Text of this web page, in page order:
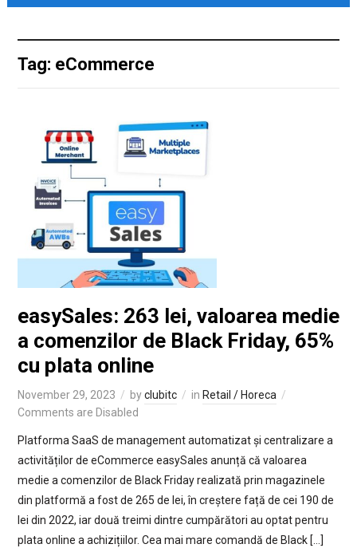
Tag: eCommerce
easySales: 263 lei, valoarea medie
a comenzilor de Black Friday, 65%
cu plata online
November 29, 2023 byclubitc in Retail / Horeca
Comments are Disabled
Platforma SaaS de management automatizat și centralizare a
activităților de eCommerce easySales anunță că valoarea
medie a comenzilor de Black Friday realizată prin magazinele
din platformă a fost de 265 de lei, în creștere față de cei 190 de
lei din 2022, iar două treimi dintre cumpărători au optat pentru
plata online a achizițiilor. Cea mai mare comandă de Black […]